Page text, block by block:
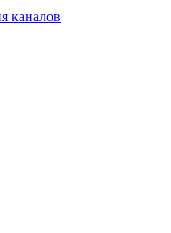
каналов